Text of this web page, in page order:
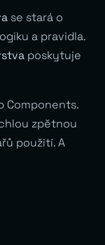
se stará o
a pravidla.
poskytuje
Components.
zpětnou
použití. A